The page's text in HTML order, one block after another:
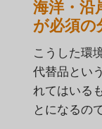
海洋・沿
が必須の
こうした環
代替品とい
れてはいる
とになるの